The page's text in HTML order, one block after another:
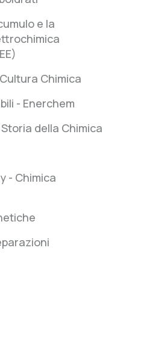
e la
Chimica
- Enerchem
della Chimica
- Chimica